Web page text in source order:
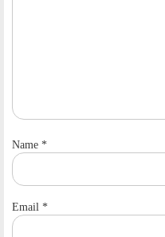
Name *
Email *